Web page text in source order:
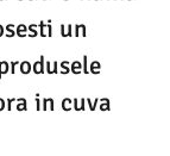
un
in cuva